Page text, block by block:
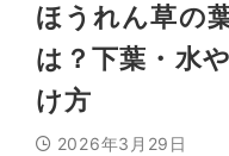
ほうれん草の
は？下葉・水
け方
2026年3月29日